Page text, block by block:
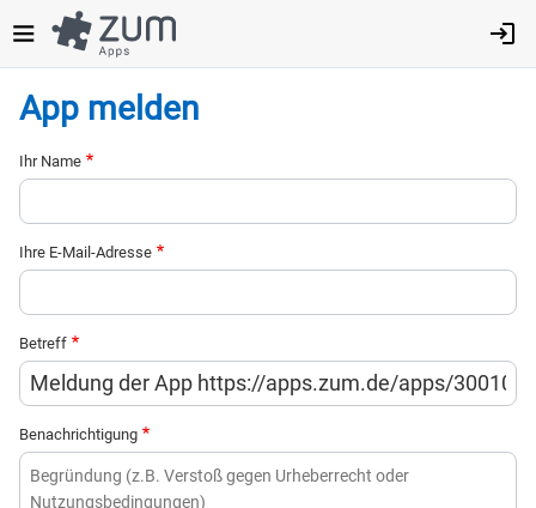
zum
Inhalt
App melden
Ihr Name
Ihre E-Mail-Adresse
Betreff
Benachrichtigung